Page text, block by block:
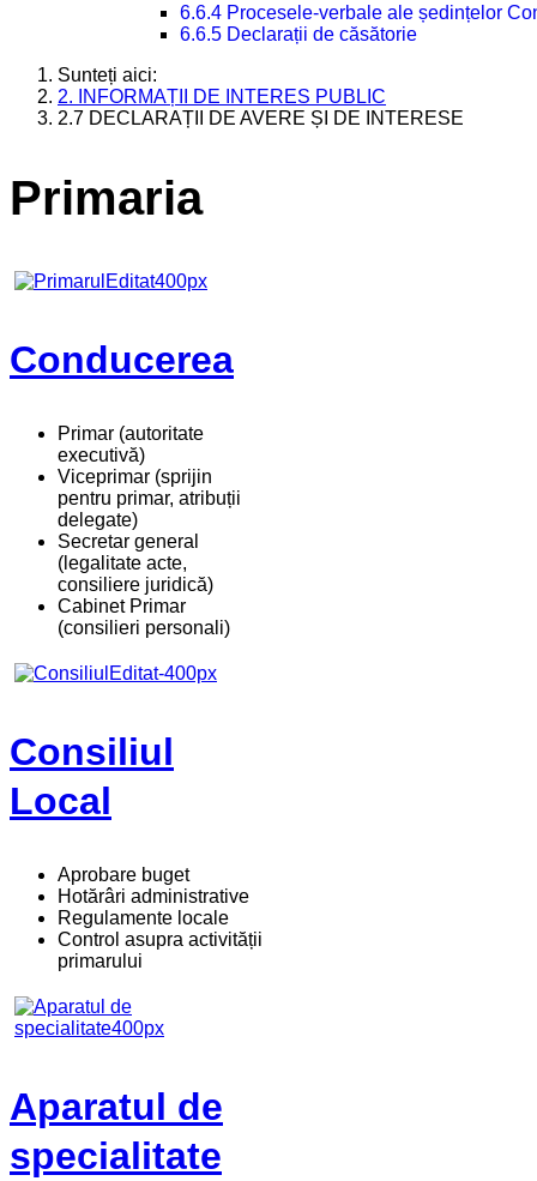
6.6.4 Procesele-verbale ale ședințelor
6.6.5 Declarații de căsătorie
Sunteți aici:
2. INFORMAȚII DE INTERES PUBLIC
2.7 DECLARAȚII DE AVERE ȘI DE INTERESE
Primaria
Conducerea
Primar (autoritate
executivă)
Viceprimar (sprijin
pentru primar, atribuții
delegate)
Secretar general
(legalitate acte,
consiliere juridică)
Cabinet Primar
(consilieri personali)
Consiliul
Local
Aprobare buget
Hotărâri administrative
Regulamente locale
Control asupra activității
primarului
Aparatul de
specialitate